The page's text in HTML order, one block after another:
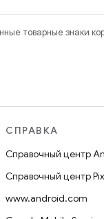
товарные знаки
СПРАВКА
Справочный центр
Справочный центр
www.android.com